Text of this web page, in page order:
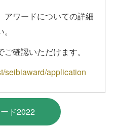
アワードについての詳細
確認いただけます。
seibiaward/application
ド2022